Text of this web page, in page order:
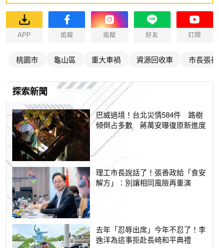
APP 追蹤 追蹤 好友 訂閱
桃園市 龜山區 重大車禍 資源回收車 市長張
探索新聞
巴威過境！台北災情584件 路樹
傾倒占多數 蔣萬安曝復原新進度
理工市長說話了！張善政給「食安
解方」：別讓相同風險再重演
去年「忍辱出席」今年不忍了！李
逸洋為這事拒赴長崎和平典禮